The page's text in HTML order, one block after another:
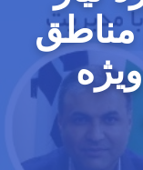
مناطق